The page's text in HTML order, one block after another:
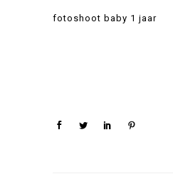
fotoshoot baby 1 jaar